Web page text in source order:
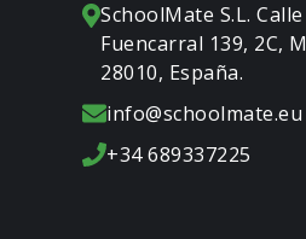
SchoolMate S.L. Calle
Fuencarral 139, 2C,
28010, España.
info@schoolmate.eu
+34 689337225